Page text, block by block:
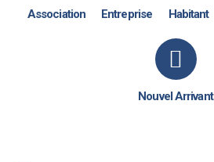
Association Entreprise Habitant
Nouvel Arrivant